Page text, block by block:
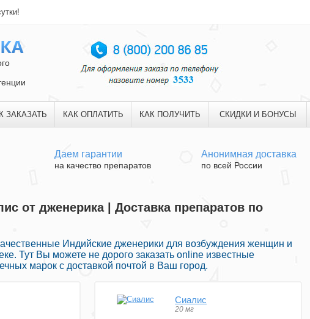
ЗАКАЗАТЬ КАК ОПЛАТИТЬ КАК ПОЛУЧИТЬ СКИДКИ И БОНУСЫ
Даем гарантии
на качество препаратов
Анонимная доставка
по всей России
от дженерика | Доставка препаратов по
Индийские дженерики для возбуждения женщин и
Тут Вы можете не дорого заказать online известные
марок с доставкой почтой в Ваш город.
Сиалис
20 мг